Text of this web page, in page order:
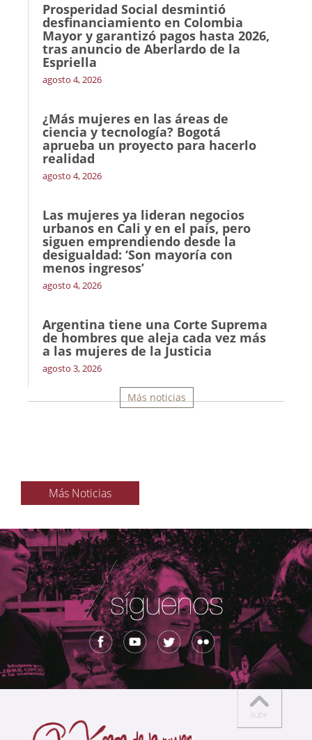
Prosperidad Social desmintió
desfinanciamiento en Colombia
Mayor y garantizó pagos hasta 2026,
tras anuncio de Aberlardo de la
Espriella
agosto 4, 2026
¿Más mujeres en las áreas de
ciencia y tecnología? Bogotá
aprueba un proyecto para hacerlo
realidad
agosto 4, 2026
Las mujeres ya lideran negocios
urbanos en Cali y en el país, pero
siguen emprendiendo desde la
desigualdad: ‘Son mayoría con
menos ingresos’
agosto 4, 2026
Argentina tiene una Corte Suprema
de hombres que aleja cada vez más
a las mujeres de la Justicia
agosto 3, 2026
Más noticias
Más Noticias